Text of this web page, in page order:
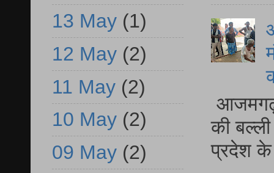
आजमगढ़
की
प्रदेश
13 May (1)
12 May (2)
11 May (2)
10 May (2)
09 May (2)